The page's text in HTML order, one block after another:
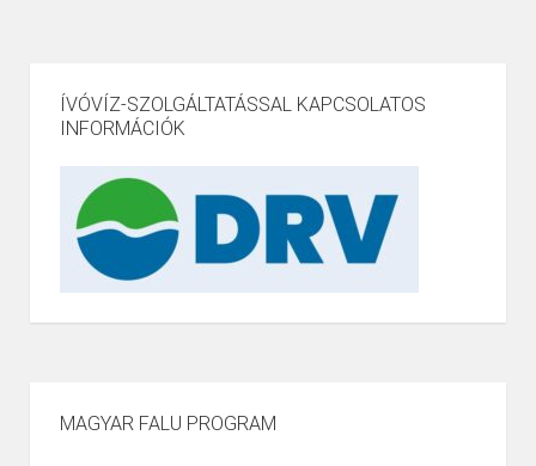
ÍVÓVÍZ-SZOLGÁLTATÁSSAL KAPCSOLATOS
INFORMÁCIÓK
MAGYAR FALU PROGRAM